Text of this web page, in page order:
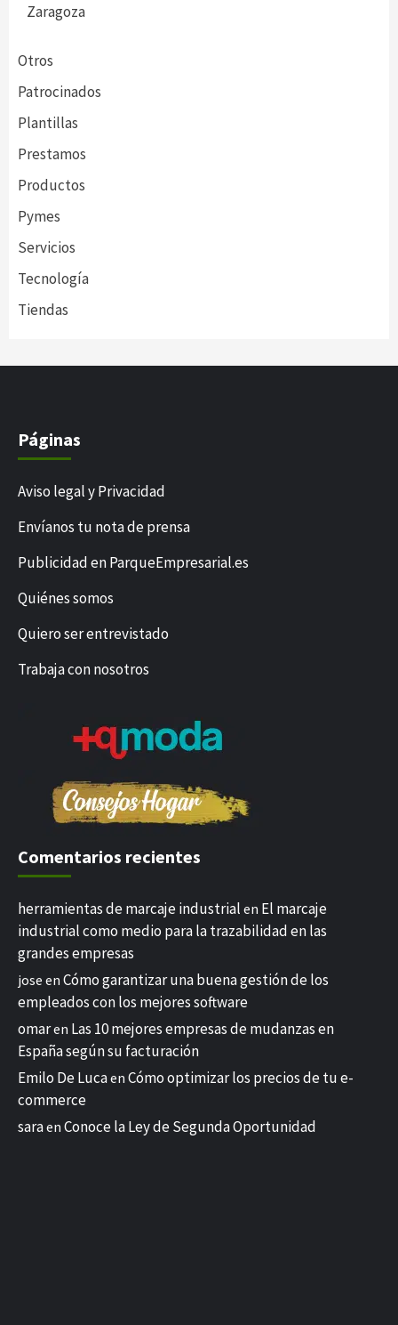
Zaragoza
Otros
Patrocinados
Plantillas
Prestamos
Productos
Pymes
Servicios
Tecnología
Tiendas
Páginas
Aviso legal y Privacidad
Envíanos tu nota de prensa
Publicidad en ParqueEmpresarial.es
Quiénes somos
Quiero ser entrevistado
Trabaja con nosotros
Comentarios recientes
herramientas de marcaje industrial en El marcaje
industrial como medio para la trazabilidad en las
grandes empresas
jose en Cómo garantizar una buena gestión de los
empleados con los mejores software
omaren Las 10 mejores empresas de mudanzas en
España según su facturación
Emilo De Lucaen Cómo optimizar los precios de tu e-
commerce
saraen Conoce la Ley de Segunda Oportunidad